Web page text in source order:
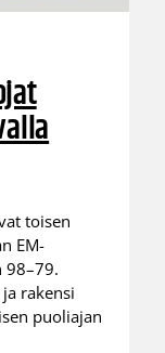
toisen
EM-
98–79.
rakensi
puoliajan